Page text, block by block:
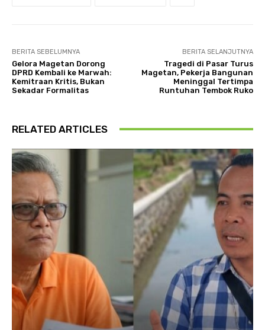
BERITA SEBELUMNYA
Gelora Magetan Dorong
DPRD Kembali ke Marwah:
Kemitraan Kritis, Bukan
Sekadar Formalitas
BERITA SELANJUTNYA
Tragedi di Pasar Turus
Magetan, Pekerja Bangunan
Meninggal Tertimpa
Runtuhan Tembok Ruko
RELATED ARTICLES